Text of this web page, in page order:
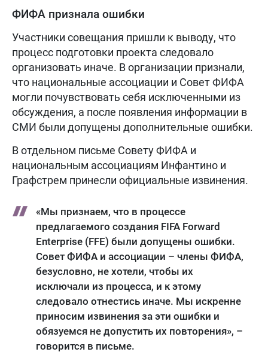
ФИФА признала ошибки
Участники совещания пришли к выводу, что
процесс подготовки проекта следовало
организовать иначе. В организации признали,
что национальные ассоциации и Совет ФИФА
могли почувствовать себя исключенными из
обсуждения, а после появления информации в
СМИ были допущены дополнительные ошибки.
В отдельном письме Совету ФИФА и
национальным ассоциациям Инфантино и
Графстрем принесли официальные извинения.
«Мы признаем, что в процессе
предлагаемого создания FIFA Forward
Enterprise (FFE) были допущены ошибки.
Совет ФИФА и ассоциации – члены ФИФА,
безусловно, не хотели, чтобы их
исключали из процесса, и к этому
следовало отнестись иначе. Мы искренне
приносим извинения за эти ошибки и
обязуемся не допустить их повторения», –
говорится в письме.